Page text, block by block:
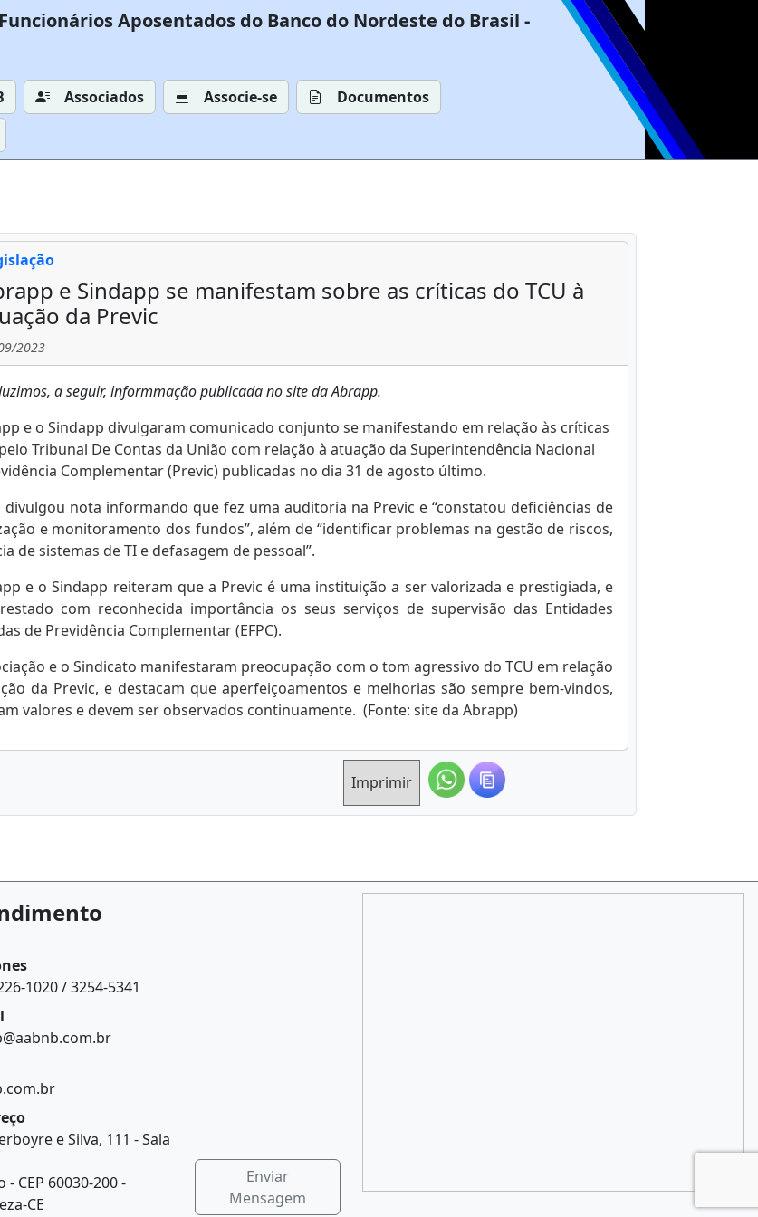
Aposentados do Banco do Nordeste do Brasil -
Associados Associe-se
Documentos
e Sindapp se manifestam sobre as críticas do TCU à
da Previc
2023
a seguir, informmação publicada no site da Abrapp.
e o Sindapp divulgaram comunicado conjunto se manifestando em relação às críticas
Tribunal De Contas da União com relação à atuação da Superintendência Nacional
Complementar (Previc) publicadas no dia 31 de agosto último.
divulgou nota informando que fez uma auditoria na Previc e “constatou deficiências de
e monitoramento dos fundos”, além de “identificar problemas na gestão de riscos,
de sistemas de TI e defasagem de pessoal”.
e o Sindapp reiteram que a Previc é uma instituição a ser valorizada e prestigiada, e
com reconhecida importância os seus serviços de supervisão das Entidades
de Previdência Complementar (EFPC).
e o Sindicato manifestaram preocupação com o tom agressivo do TCU em relação
da Previc, e destacam que aperfeiçoamentos e melhorias são sempre bem-vindos,
valores e devem ser observados continuamente. (Fonte: site da Abrapp)
Imprimir
1020 / 3254-5341
e Silva, 111 - Sala
- CEP 60030-200 -
CE
Enviar
Mensagem